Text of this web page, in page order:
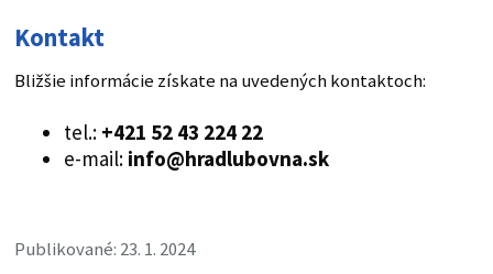
Kontakt
Bližšie informácie získate na uvedených kontaktoch:
tel.: +421 52 43 224 22
e-mail: info@hradlubovna.sk
Publikované: 23. 1. 2024